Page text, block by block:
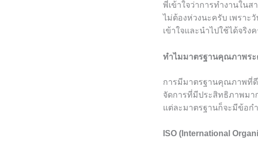
พี่เข้าใจว่าการทำงานใน
ไม่ต้องห่วงนะครับ เพราะ
เข้าใจและนำไปใช้ได้จริง
ทำไมมาตรฐานคุณภาพร
การมีมาตรฐานคุณภาพที่ดี
จัดการที่มีประสิทธิภาพมา
แต่ละมาตรฐานก็จะมีข้อก
ISO (International